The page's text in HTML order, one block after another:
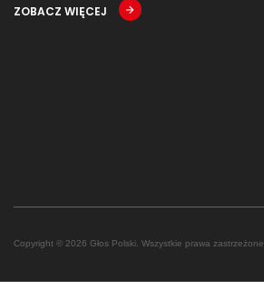
ZOBACZ WIĘCEJ
Copyright © 2026 Głos Polski. Wszystkie prawa zastrzeżone.